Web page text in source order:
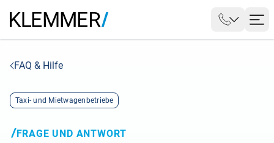
FAQ & Hilfe
Taxi- und Mietwagenbetriebe
FRAGE UND ANTWORT